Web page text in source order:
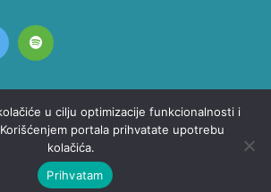
Sva Prava Zadržana
Politika privatnosti
u cilju optimizacije funkcionalnosti i
portala prihvatate upotrebu
kolačića.
Prihvatam